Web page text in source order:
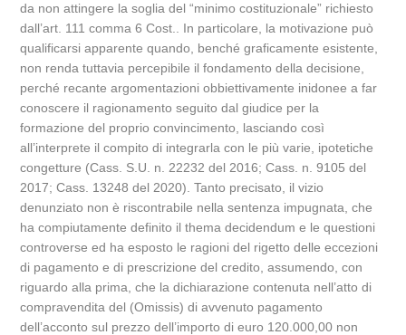
da non attingere la soglia del “minimo costituzionale” richiesto
dall’art. 111 comma 6 Cost.. In particolare, la motivazione può
qualificarsi apparente quando, benché graficamente esistente,
non renda tuttavia percepibile il fondamento della decisione,
perché recante argomentazioni obbiettivamente inidonee a far
conoscere il ragionamento seguito dal giudice per la
formazione del proprio convincimento, lasciando così
all’interprete il compito di integrarla con le più varie, ipotetiche
congetture (Cass. S.U. n. 22232 del 2016; Cass. n. 9105 del
2017; Cass. 13248 del 2020). Tanto precisato, il vizio
denunziato non è riscontrabile nella sentenza impugnata, che
ha compiutamente definito il thema decidendum e le questioni
controverse ed ha esposto le ragioni del rigetto delle eccezioni
di pagamento e di prescrizione del credito, assumendo, con
riguardo alla prima, che la dichiarazione contenuta nell’atto di
compravendita del (Omissis) di avvenuto pagamento
dell’acconto sul prezzo dell’importo di euro 120.000,00 non